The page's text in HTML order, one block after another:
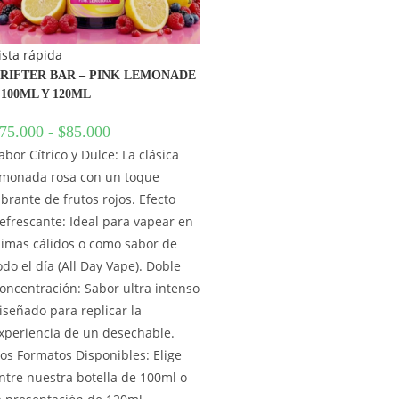
rápida
BAR – PINK LEMONADE
Y 120ML
75.000 - $85.000
Cítrico y Dulce: La clásica
rosa con un toque
de frutos rojos. Efecto
Ideal para vapear en
cálidos o como sabor de
el día (All Day Vape). Doble
Sabor ultra intenso
para replicar la
de un desechable.
Formatos Disponibles: Elige
nuestra botella de 100ml o